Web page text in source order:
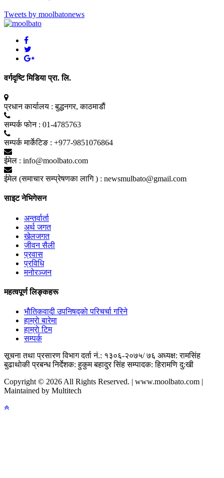
Tweets by moolbatonews
वर्गदृष्टि मिडिया प्रा. लि.
प्रधान कार्यालय : बुद्धनगर, काठमाडाैं
सम्पर्क फाेन : 01-4785763
सम्पर्क मार्केटिङ : +977-9851076864
ईमेल : info@moolbato.com
ईमेल (समाचार सम्प्रेषणका लागि ) : newsmulbato@gmail.com
साइट नेभिगेसन
अन्तर्वार्ता
अर्थ जगत
खेलजगत
जीवन सैली
प्रवास
प्रविधि
मनोरञ्जन
महत्वपूर्ण लिङ्कहरू
भाैतिकवादी उपनिषद्काे परिचर्चा गरिने
हाम्राे बारेमा
हाम्राे टिम
सम्पर्क
सूचना तथा प्रसारण विभाग दर्ता नं.: १३०६-२०७५/ ७६ अध्यक्ष: रामसिंह
बुढाथाेकी प्रबन्ध निर्देशक: हुकुम बहादुर सिंह सम्पादक: हिरामणि दु:खी
Copyright © 2026 All Rights Reserved. | www.moolbato.com |
Maintained by Multitech